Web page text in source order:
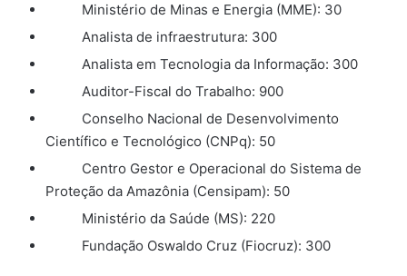
Ministério de Minas e Energia (MME): 30
Analista de infraestrutura: 300
Analista em Tecnologia da Informação: 300
Auditor-Fiscal do Trabalho: 900
Conselho Nacional de Desenvolvimento
Científico e Tecnológico (CNPq): 50
Centro Gestor e Operacional do Sistema de
Proteção da Amazônia (Censipam): 50
Ministério da Saúde (MS): 220
Fundação Oswaldo Cruz (Fiocruz): 300